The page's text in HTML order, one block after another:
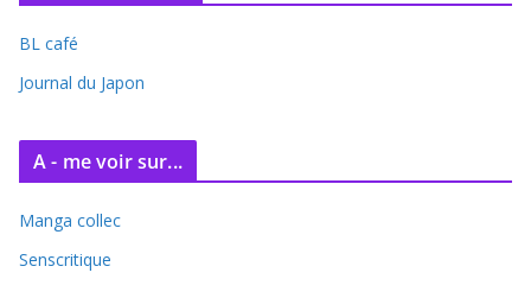
v
e
BL café
Journal du Japon
A - me voir sur...
Manga collec
Senscritique